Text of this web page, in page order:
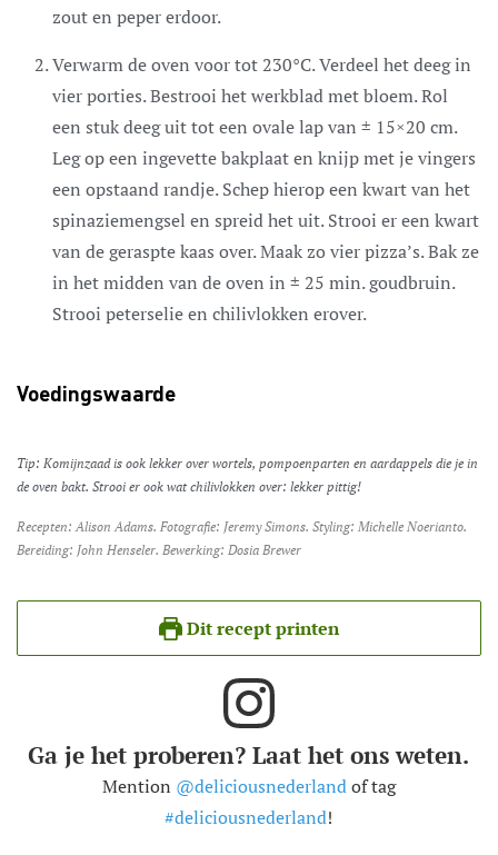
zout en peper erdoor.
Verwarm de oven voor tot 230°C. Verdeel het deeg in
vier porties. Bestrooi het werkblad met bloem. Rol
een stuk deeg uit tot een ovale lap van ± 15×20 cm.
Leg op een ingevette bakplaat en knijp met je vingers
een opstaand randje. Schep hierop een kwart van het
spinaziemengsel en spreid het uit. Strooi er een kwart
van de geraspte kaas over. Maak zo vier pizza’s. Bak ze
in het midden van de oven in ± 25 min. goudbruin.
Strooi peterselie en chilivlokken erover.
Voedingswaarde
Tip: Komijnzaad is ook lekker over wortels, pompoenparten en aardappels die je in
de oven bakt. Strooi er ook wat chilivlokken over: lekker pittig!
Recepten: Alison Adams. Fotografie: Jeremy Simons. Styling: Michelle Noerianto.
Bereiding: John Henseler. Bewerking: Dosia Brewer
Dit recept printen
Ga je het proberen? Laat het ons weten.
Mention @deliciousnederlandof tag
#deliciousnederland!